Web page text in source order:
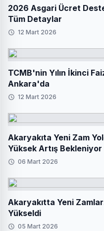
2026 Asgari Ücret
Tüm Detaylar
12 Mart 2026
TCMB'nin Yılın İkinci
Ankara'da
12 Mart 2026
Akaryakıta Yeni Zam
Yüksek Artış Bekleniyor
06 Mart 2026
Akaryakıtta Yeni
Yükseldi
05 Mart 2026